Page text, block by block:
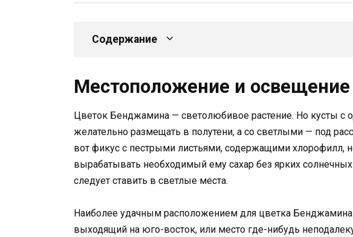
Содержание
Местоположение и освещение
Цветок Бенджамина — светолюбивое растение. Но кусты с
желательно размещать в полутени, а со светлыми — под
вот фикус с пестрыми листьями, содержащими хлорофилл,
вырабатывать необходимый ему сахар без ярких солнечных
следует ставить в светлые места.
Наиболее удачным расположением для цветка
выходящий на юго-восток, или место где-нибудь